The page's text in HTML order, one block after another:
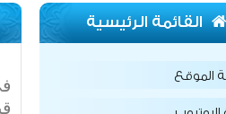
القائمة الرئيسية
الموقع